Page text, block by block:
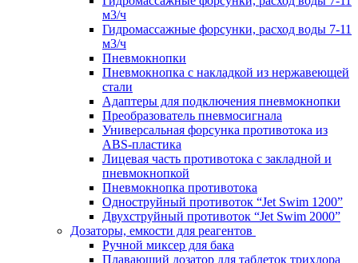
м3/ч
Гидромассажные форсунки, расход воды 7-11
м3/ч
Пневмокнопки
Пневмокнопка с накладкой из нержавеющей
стали
Адаптеры для подключения пневмокнопки
Преобразователь пневмосигнала
Универсальная форсунка противотока из
ABS-пластика
Лицевая часть противотока с закладной и
пневмокнопкой
Пневмокнопка противотока
Одноструйный противоток “Jet Swim 1200”
Двухструйный противоток “Jet Swim 2000”
Дозаторы, емкости для реагентов
Ручной миксер для бака
Плавающий дозатор для таблеток трихлора